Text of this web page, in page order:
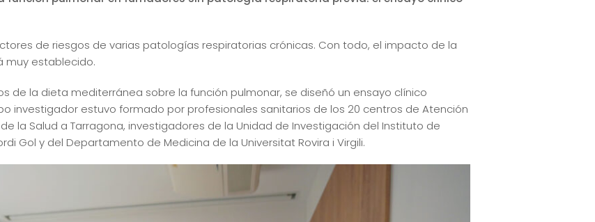
de riesgos de varias patologías respiratorias crónicas. Con todo, el impacto de la
muy establecido.
de la dieta mediterránea sobre la función pulmonar, se diseñó un ensayo clínico
investigador estuvo formado por profesionales sanitarios de los 20 centros de Atención
la Salud a Tarragona, investigadores de la Unidad de Investigación del Instituto de
Gol y del Departamento de Medicina de la Universitat Rovira i Virgili.